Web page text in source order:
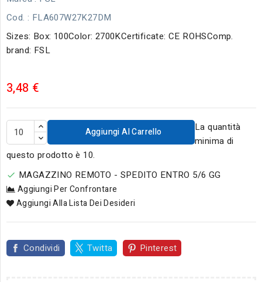
Cod. : FLA607W27K27DM
Sizes: Box: 100Color: 2700KCertificate: CE ROHSComp.
brand: FSL
3,48 €
Aggiungi Al Carrello
La quantità
minima di
questo prodotto è 10.
 MAGAZZINO REMOTO - SPEDITO ENTRO 5/6 GG
Aggiungi Per Confrontare
Aggiungi Alla Lista Dei Desideri
Condividi Twitta Pinterest